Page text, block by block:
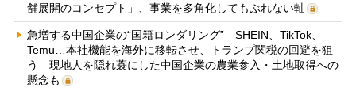
舗展開のコンセプト」、事業を多角化してもぶれない軸
急増する中国企業の“国籍ロンダリング” SHEIN、TikTok、
Temu…本社機能を海外に移転させ、トランプ関税の回避を狙
う 現地人を隠れ蓑にした中国企業の農業参入・土地取得への
懸念も